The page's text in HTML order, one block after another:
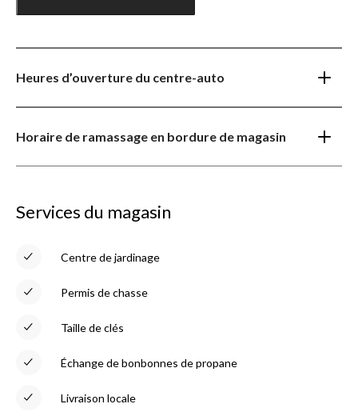
Heures d’ouverture du centre-auto
Horaire de ramassage en bordure de magasin
Services du magasin
Centre de jardinage
Permis de chasse
Taille de clés
Échange de bonbonnes de propane
Livraison locale